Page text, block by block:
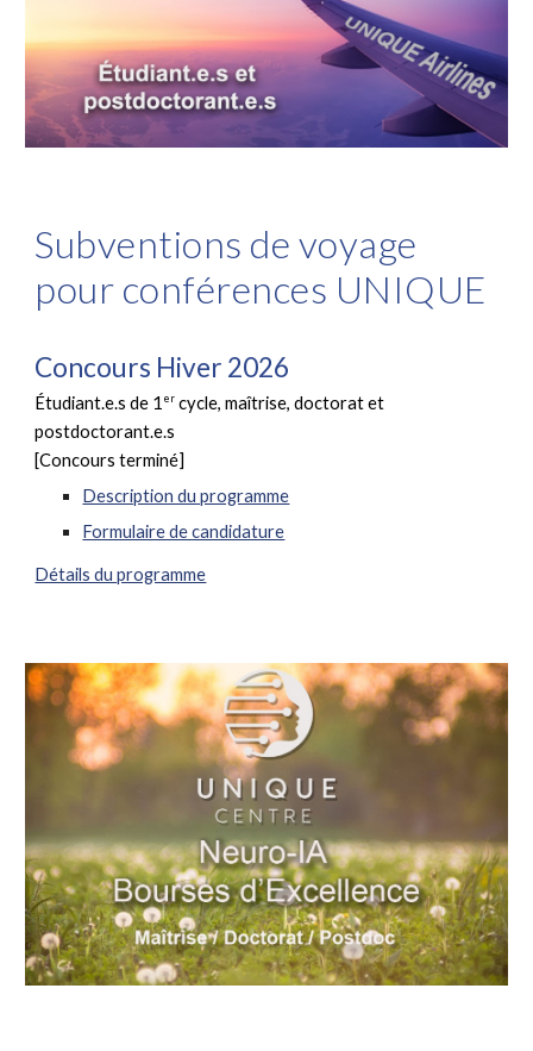
Subventions de voyage
pour conférences UNIQUE
Concours Hiver 2026
Étudiant.e.s de 1 er cycle, maîtrise, doctorat et
postdoctorant.e.s
[Concours terminé]
Description du programme
Formulaire de candidature
Détails du programme